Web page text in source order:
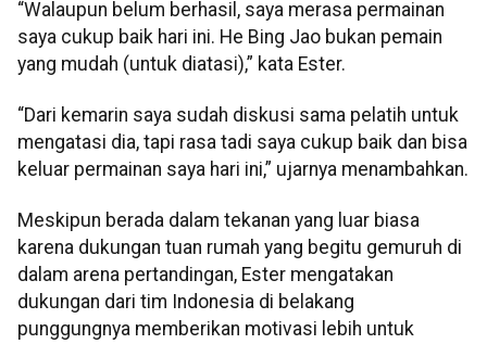
“Walaupun belum berhasil, saya merasa permainan
saya cukup baik hari ini. He Bing Jao bukan pemain
yang mudah (untuk diatasi),” kata Ester.
“Dari kemarin saya sudah diskusi sama pelatih untuk
mengatasi dia, tapi rasa tadi saya cukup baik dan bisa
keluar permainan saya hari ini,” ujarnya menambahkan.
Meskipun berada dalam tekanan yang luar biasa
karena dukungan tuan rumah yang begitu gemuruh di
dalam arena pertandingan, Ester mengatakan
dukungan dari tim Indonesia di belakang
punggungnya memberikan motivasi lebih untuk